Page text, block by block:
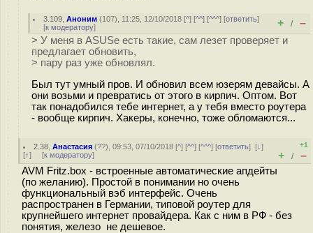
3.109 ,Аноним (107), 11:25, 12/10/2018 [^] [^^] [^^^] [ответить]
[к модератору] + / –
> У меня в ASUSе есть такие, сам лезет проверяет и
предлагает обновить,
> пару раз уже обновлял.
Был тут умный пров. И обновил всем юзерям девайсы. А
они возьми и превратись от этого в кирпич. Оптом. Вот
так понадобился тебе интернет, а у тебя вместо роутера
- вообще кирпич. Хакеры, конечно, тоже обломаются...
2.38 ,Анастасия (??), 09:53, 07/10/2018 [^] [^^] [^^^] [ответить][↓]
[↑] [к модератору]
+1
+ / –
AVM Fritz.box - встроенные автоматические апдейты
(по желанию). Простой в понимании но очень
функциональный вэб интерфейс. Очень
распространен в Германии, типовой роутер для
крупнейшего интернет провайдера. Как с ним в РФ - без
понятия, железо не дешевое.